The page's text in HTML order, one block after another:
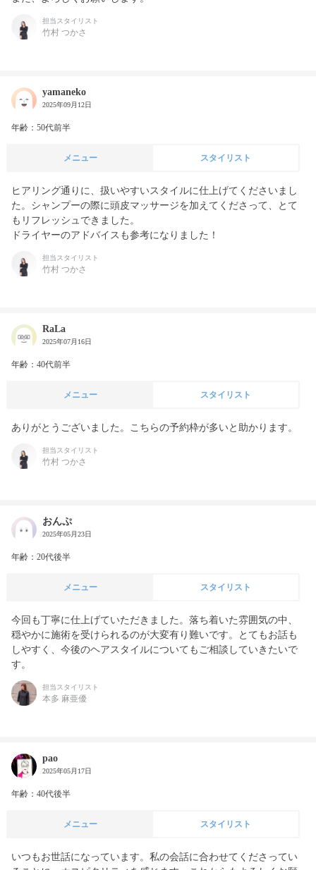
担当スタイリスト
竹村 つかさ
yamaneko
2025年09月12日
年齢：50代前半
メニュー スタイリスト
ヒアリング通りに、扱いやすいスタイルに仕上げてくださいまし
た。シャンプーの際に頭皮マッサージを加えてくださって、とて
もリフレッシュできました。
ドライヤーのアドバイスも参考になりました！
担当スタイリスト
竹村 つかさ
RaLa
2025年07月16日
年齢：40代前半
メニュー スタイリスト
ありがとうございました。こちらの予約枠が多いと助かります。
担当スタイリスト
竹村 つかさ
おんぷ
2025年05月23日
年齢：20代後半
メニュー スタイリスト
今回も丁寧に仕上げていただきました。落ち着いた雰囲気の中、
穏やかに施術を受けられるのが大変有り難いです。とてもお話も
しやすく、今後のヘアスタイルについてもご相談していきたいで
す。
担当スタイリスト
本多 麻亜優
pao
2025年05月17日
年齢：40代後半
メニュー スタイリスト
いつもお世話になっています。私の会話に合わせてくださってい